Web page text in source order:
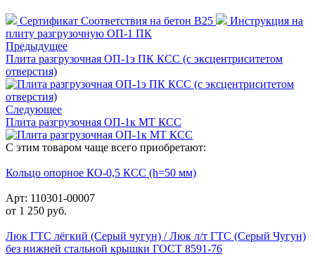
Сертификат Соответствия на бетон В25
Инструкция на
плиту разгрузочную ОП-1 ПК
Предыдущее
Плита разгрузочная ОП-1э ПК КСС (с эксцентриситетом
отверстия)
Следующее
Плита разгрузочная ОП-1к МТ КСС
С этим товаром чаще всего приобретают:
Кольцо опорное КО-0,5 КСС (h=50 мм)
Арт: 110301-00007
от 1 250 руб.
Люк ГТС лёгкий (Серый чугун) / Люк л/т ГТС (Серый Чугун)
без нижней стальной крышки ГОСТ 8591-76